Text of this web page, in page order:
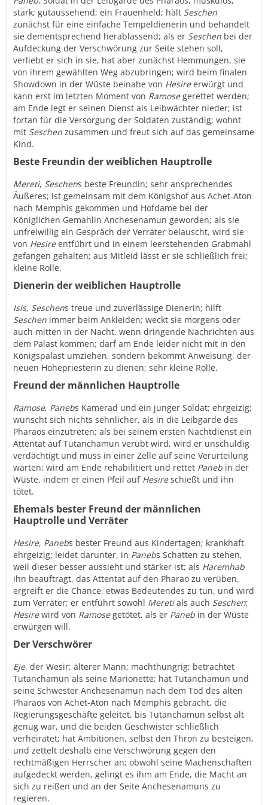
stark; gutaussehend; ein Frauenheld; hält Seschen
zunächst für eine einfache Tempeldienerin und behandelt
sie dementsprechend herablassend; als er Seschen bei der
Aufdeckung der Verschwörung zur Seite stehen soll,
verliebt er sich in sie, hat aber zunächst Hemmungen, sie
von ihrem gewählten Weg abzubringen; wird beim finalen
Showdown in der Wüste beinahe von Hesireerwürgt und
kann erst im letzten Moment von Ramosegerettet werden;
am Ende legt er seinen Dienst als Leibwächter nieder; ist
fortan für die Versorgung der Soldaten zuständig; wohnt
mit Seschen zusammen und freut sich auf das gemeinsame
Kind.
Beste Freundin der weiblichen Hauptrolle
Mereti, Seschens beste Freundin; sehr ansprechendes
Äußeres; ist gemeinsam mit dem Königshof aus Achet-Aton
nach Memphis gekommen und Hofdame bei der
Königlichen Gemahlin Anchesenamun geworden; als sie
unfreiwillig ein Gespräch der Verräter belauscht, wird sie
von Hesireentführt und in einem leerstehenden Grabmahl
gefangen gehalten; aus Mitleid lässt er sie schließlich frei;
kleine Rolle.
Dienerin der weiblichen Hauptrolle
Isis, Seschens treue und zuverlässige Dienerin; hilft
Seschen immer beim Ankleiden; weckt sie morgens oder
auch mitten in der Nacht, wenn dringende Nachrichten aus
dem Palast kommen; darf am Ende leider nicht mit in den
Königspalast umziehen, sondern bekommt Anweisung, der
neuen Hohepriesterin zu dienen; sehr kleine Rolle.
Freund der männlichen Hauptrolle
Ramose, Panebs Kamerad und ein junger Soldat; ehrgeizig;
wünscht sich nichts sehnlicher, als in die Leibgarde des
Pharaos einzutreten; als bei seinem ersten Nachtdienst ein
Attentat auf Tutanchamun verübt wird, wird er unschuldig
verdächtigt und muss in einer Zelle auf seine Verurteilung
warten; wird am Ende rehabilitiert und rettet Paneb in der
Wüste, indem er einen Pfeil auf Hesireschießt und ihn
tötet.
Ehemals bester Freund der männlichen
Hauptrolle und Verräter
Hesire, Panebs bester Freund aus Kindertagen; krankhaft
ehrgeizig; leidet darunter, in Panebs Schatten zu stehen,
weil dieser besser aussieht und stärker ist; als Haremhab
ihn beauftragt, das Attentat auf den Pharao zu verüben,
ergreift er die Chance, etwas Bedeutendes zu tun, und wird
zum Verräter; er entführt sowohl Meretials auch Seschen;
Hesirewird von Ramosegetötet, als er Paneb in der Wüste
erwürgen will.
Der Verschwörer
Eje, der Wesir; älterer Mann; machthungrig; betrachtet
Tutanchamun als seine Marionette; hat Tutanchamun und
seine Schwester Anchesenamun nach dem Tod des alten
Pharaos von Achet-Aton nach Memphis gebracht, die
Regierungsgeschäfte geleitet, bis Tutanchamun selbst alt
genug war, und die beiden Geschwister schließlich
verheiratet; hat Ambitionen, selbst den Thron zu besteigen,
und zettelt deshalb eine Verschwörung gegen den
rechtmäßigen Herrscher an; obwohl seine Machenschaften
aufgedeckt werden, gelingt es ihm am Ende, die Macht an
sich zu reißen und an der Seite Anchesenamuns zu
regieren.